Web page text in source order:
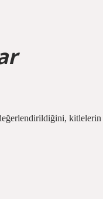
kitlelerin